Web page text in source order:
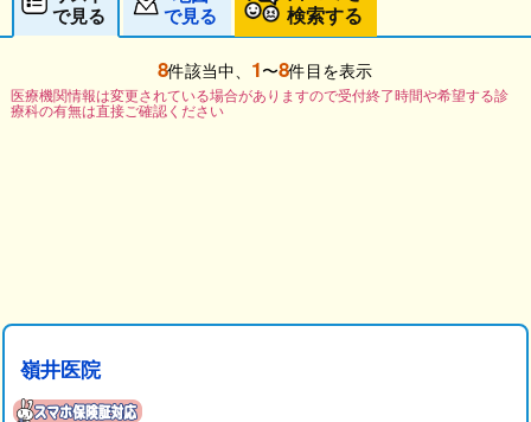
で見る
で見る
検索する
8件該当中、 1〜8件目を表示
医療機関情報は変更されている場合がありますので受付終了時間や希望する診
療科の有無は直接ご確認ください
嶺井医院